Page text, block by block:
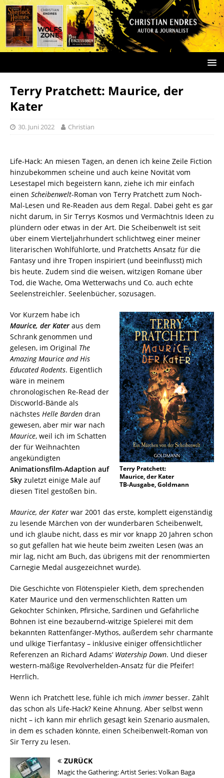
Terry Pratchett: Maurice, der
Kater
30. Juni 2022 Christian
Life-Hack: An miesen Tagen, an denen ich keine Zeile Fiction
hinzubekommen scheine und auch keine Novität vom
Lesestapel mich begeistern kann, ziehe ich mir einfach
einen Scheibenwelt-Roman von Terry Pratchett zum Noch-
Mal-Lesen und Re-Readen aus dem Regal. Dabei geht es gar
nicht darum, in Sir Terrys Kosmos und Vermächtnis Ideen zu
plündern oder etwas in der Art. Die Scheibenwelt ist seit
über einem Vierteljahrhundert schlichtweg einer meiner
literarischen Wohlfühlorte, und Pratchetts Ansatz für die
Fantasy und ihre Tropen inspiriert (und beeinflusst) mich
bis heute. Zudem sind die weisen, witzigen Romane über
Tod, die Wache, Oma Wetterwachs und Co. auch echte
Seelenstreichler. Seelenbücher, sozusagen.
Terry Pratchett:
Maurice, der Kater
TB-Ausgabe, Goldmann
Vor Kurzem habe ich
Maurice, der Kater aus dem
Schrank genommen und
gelesen, im Original The
Amazing Maurice and His
Educated Rodents. Eigentlich
wäre in meinem
chronologischen Re-Read der
Discworld-Bände als
nächstes Helle Barden dran
gewesen, aber mir war nach
Maurice, weil ich im Schatten
der für Weihnachten
angekündigten
Animationsfilm-Adaption auf
Sky zuletzt einige Male auf
diesen Titel gestoßen bin.
Maurice, der Kater war 2001 das erste, komplett eigenständig
zu lesende Märchen von der wunderbaren Scheibenwelt,
und ich glaube nicht, dass es mir vor knapp 20 Jahren schon
so gut gefallen hat wie heute beim zweiten Lesen (was an
mir lag, nicht am Buch, das übrigens mit der renommierten
Carnegie Medal ausgezeichnet wurde).
Die Geschichte von Flötenspieler Kieth, dem sprechenden
Kater Maurice und den vermenschlichten Ratten um
Gekochter Schinken, Pfirsiche, Sardinen und Gefährliche
Bohnen ist eine bezaubernd-witzige Spielerei mit dem
bekannten Rattenfänger-Mythos, außerdem sehr charmante
und ulkige Tierfantasy – inklusive einiger offensichtlicher
Referenzen an Richard Adams‘ Watership Down. Und dieser
western-mäßige Revolverhelden-Ansatz für die Pfeifer!
Herrlich.
Wenn ich Pratchett lese, fühle ich mich immer besser. Zählt
das schon als Life-Hack? Keine Ahnung. Aber selbst wenn
nicht – ich kann mir ehrlich gesagt kein Szenario ausmalen,
in dem es schaden könnte, einen Scheibenwelt-Roman von
Sir Terry zu lesen.
ZURÜCK
Magic the Gathering: Artist Series: Volkan Baga